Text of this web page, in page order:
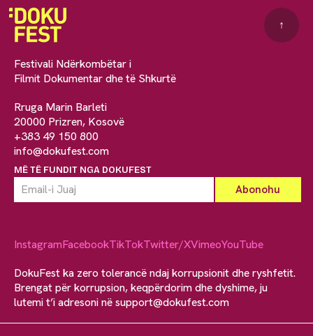
Festivali Ndërkombëtar i
Filmit Dokumentar dhe të Shkurtë
Rruga Marin Barleti
20000 Prizren, Kosovë
+383 49 150 800
info@dokufest.com
MË TË FUNDIT NGA DOKUFEST
↑
InstagramFacebookTikTokTwitter/XVimeoYouTube
DokuFest ka zero tolerancë ndaj korrupsionit dhe ryshfetit.
Brengat për korrupsion, keqpërdorim dhe dyshime, ju
lutemi t’i adresoni nësupport@dokufest.com